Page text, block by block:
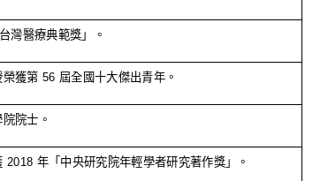
灣醫療典範獎」。
獲第 56 屆全國十大傑出青年。
院士。
2018 年「中央研究院年輕學者研究著作獎」。